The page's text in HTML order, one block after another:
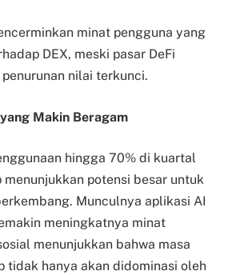
minat pengguna yang
DEX, meski pasar DeFi
nilai terkunci.
Makin Beragam
hingga 70% di kuartal
potensi besar untuk
Munculnya aplikasi AI
meningkatnya minat
menunjukkan bahwa masa
tidak hanya akan didominasi oleh